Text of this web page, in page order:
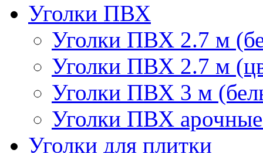
Уголки ПВХ
Уголки ПВХ 2.7 м
Уголки ПВХ 2.7 м
Уголки ПВХ 3 м
Уголки ПВХ
Уголки для плитки